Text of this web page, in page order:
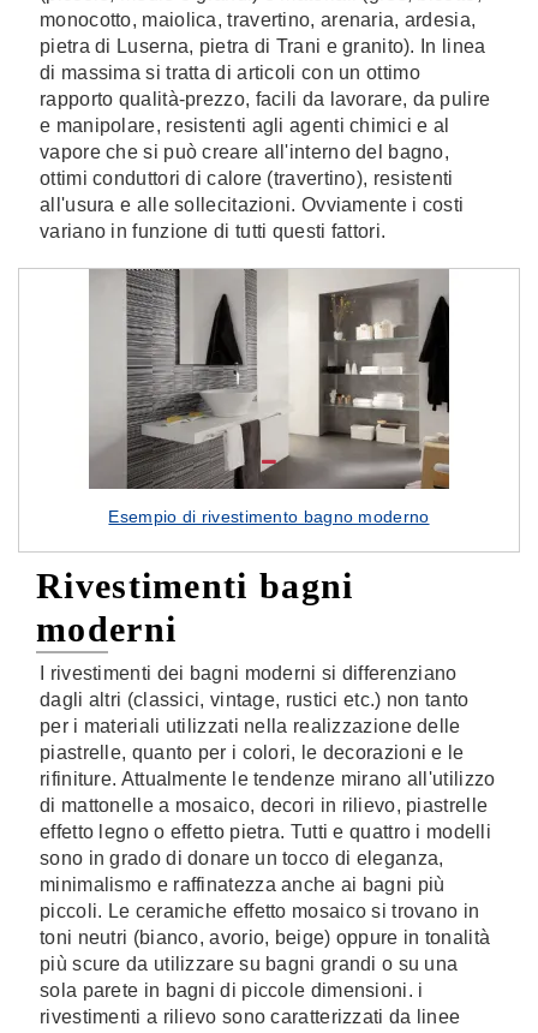
monocotto, maiolica, travertino, arenaria, ardesia,
pietra di Luserna, pietra di Trani e granito). In linea
di massima si tratta di articoli con un ottimo
rapporto qualità-prezzo, facili da lavorare, da pulire
e manipolare, resistenti agli agenti chimici e al
vapore che si può creare all'interno del bagno,
ottimi conduttori di calore (travertino), resistenti
all'usura e alle sollecitazioni. Ovviamente i costi
variano in funzione di tutti questi fattori.
Esempio di rivestimento bagno moderno
Rivestimenti bagni
moderni
I rivestimenti dei bagni moderni si differenziano
dagli altri (classici, vintage, rustici etc.) non tanto
per i materiali utilizzati nella realizzazione delle
piastrelle, quanto per i colori, le decorazioni e le
rifiniture. Attualmente le tendenze mirano all'utilizzo
di mattonelle a mosaico, decori in rilievo, piastrelle
effetto legno o effetto pietra. Tutti e quattro i modelli
sono in grado di donare un tocco di eleganza,
minimalismo e raffinatezza anche ai bagni più
piccoli. Le ceramiche effetto mosaico si trovano in
toni neutri (bianco, avorio, beige) oppure in tonalità
più scure da utilizzare su bagni grandi o su una
sola parete in bagni di piccole dimensioni. i
rivestimenti a rilievo sono caratterizzati da linee